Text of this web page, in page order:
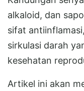
alkaloid, dan
sifat
sirkulasi darah
kesehatan
Artikel ini akan